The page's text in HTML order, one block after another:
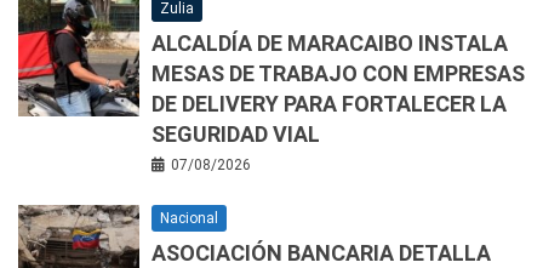
Zulia
ALCALDÍA DE MARACAIBO INSTALA
MESAS DE TRABAJO CON EMPRESAS
DE DELIVERY PARA FORTALECER LA
SEGURIDAD VIAL
07/08/2026
Nacional
ASOCIACIÓN BANCARIA DETALLA